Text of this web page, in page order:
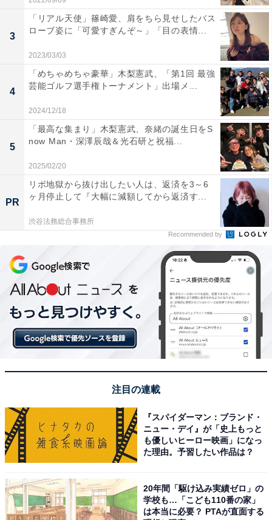
3
「リアル天使」篠崎愛、肩をちら見せしたバス
ローブ姿に「可愛すぎんぞ～」「目の表情...
2023/03/03
4
「めちゃめちゃ豪華」木梨憲武、「第1回 最強
芸能ゴルフ選手権トーナメント」出場メ...
2024/12/18
5
「最高な集まり」木梨憲武、奈緒の誕生日をS
now Man・深澤辰哉＆光石研と祝福...
2025/02/20
PR
リボ地獄から抜け出したい人は、返済を3～6
ヶ月停止して『大幅に減額してから返済す...
渋谷法務総合事務所
Recommended by
注目の連載
『スパイダーマン：ブランド・
ニュー・デイ』が「史上もっと
も優しいヒーロー映画」になっ
た理由。予習したい作品は？
20年間「駆け込み実績ゼロ」の
学校も…「こども110番の家」
は本当に必要？ PTAが直面する